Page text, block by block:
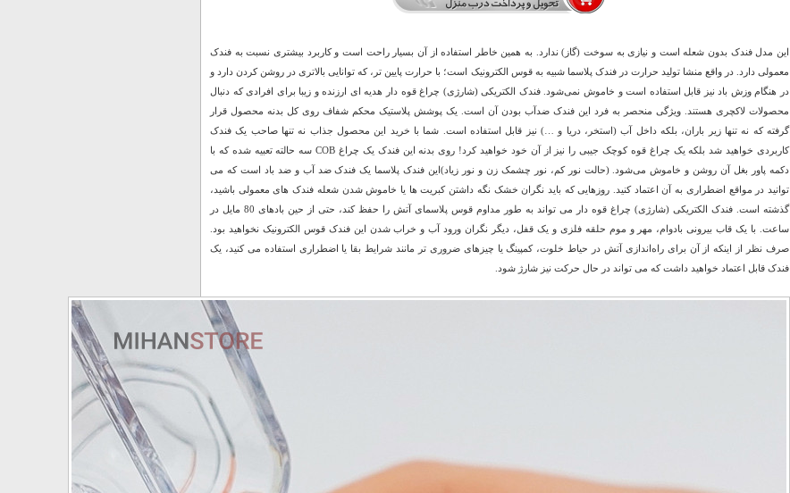
این مدل فندک بدون شعله است و نیازی به سوخت (گاز) ندارد. به همین خاطر استفاده از آن بسیار راحت است و کاربرد بیشتری نسبت به فندک
معمولی دارد. در واقع منشا تولید حرارت در فندک پلاسما شبیه به قوس الکترونیک است؛ با حرارت پایین تر، که توانایی بالاتری در روشن کردن دارد و
در هنگام وزش باد نیز قابل استفاده است و خاموش نمی‌شود. فندک الکتریکی (شارژی) چراغ قوه دار هدیه ای ارزنده و زیبا برای افرادی که دنبال
محصولات لاکچری هستند. ویژگی منحصر به فرد این فندک ضدآب بودن آن است. یک پوشش پلاستیک محکم شفاف روی کل بدنه محصول قرار
گرفته که نه تنها زیر باران، بلکه داخل آب (استخر، دریا و …) نیز قابل استفاده است. شما با خرید این محصول جذاب نه تنها صاحب یک فندک
کاربردی خواهید شد بلکه یک چراغ قوه کوچک جیبی را نیز از آن خود خواهید کرد! روی بدنه این فندک یک چراغ COB سه حالته تعبیه شده که با
دکمه پاور بغل آن روشن و خاموش می‌شود. (حالت نور کم، نور چشمک زن و نور زیاد)این فندک پلاسما یک فندک ضد آب و ضد باد است که می
توانید در مواقع اضطراری به آن اعتماد کنید. روزهایی که باید نگران خشک نگه داشتن کبریت ها یا خاموش شدن شعله فندک های معمولی باشید،
گذشته است. فندک الکتریکی (شارژی) چراغ قوه دار می تواند به طور مداوم قوس پلاسمای آتش را حفظ کند، حتی از حین بادهای 80 مایل در
ساعت. با یک قاب بیرونی بادوام، مهر و موم حلقه فلزی و یک قفل، دیگر نگران ورود آب و خراب شدن این فندک قوس الکترونیک نخواهید بود.
صرف نظر از اینکه از آن برای راه‌اندازی آتش در حیاط خلوت، کمپینگ یا چیزهای ضروری تر مانند شرایط بقا یا اضطراری استفاده می کنید، یک
فندک قابل اعتماد خواهید داشت که می تواند در حال حرکت نیز شارژ شود.